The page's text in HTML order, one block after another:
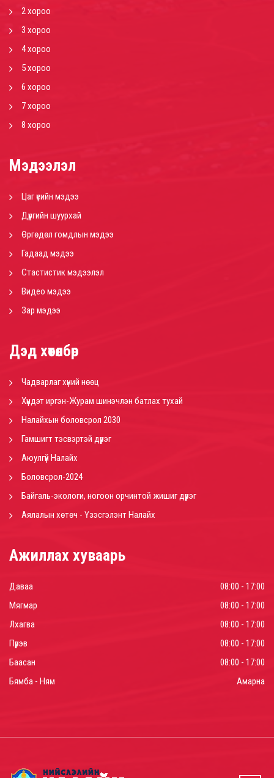
2 хороо
3 хороо
4 хороо
5 хороо
6 хороо
7 хороо
8 хороо
Мэдээлэл
Цаг үеийн мэдээ
Дүүргийн шуурхай
Өргөдөл гомдлын мэдээ
Гадаад мэдээ
Стастистик мэдээлэл
Видео мэдээ
Зар мэдээ
Дэд хөтөлбөр
Чадварлаг хүний нөөц
Хүндэт иргэн-Журам шинэчлэн батлах тухай
Налайхын боловсрол 2030
Гамшигт тэсвэртэй дүүрэг
Аюулгүй Налайх
Боловсрол-2024
Байгаль-экологи, ногоон орчинтой жишиг дүүрэг
Аялалын хөтөч - Үзэсгэлэнт Налайх
Ажиллах хуваарь
Даваа
08:00 - 17:00
Мягмар
08:00 - 17:00
Лхагва
08:00 - 17:00
Пүрэв
08:00 - 17:00
Баасан
08:00 - 17:00
Бямба - Ням
Амарна